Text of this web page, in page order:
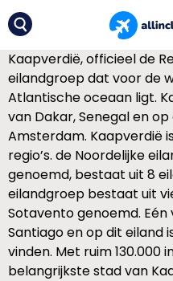
Kaapverdië, officieel de
eilandgroep dat voor de
Atlantische oceaan ligt.
van Dakar, Senegal en
Amsterdam. Kaapverdië
regio’s. de Noordelijke
genoemd, bestaat uit 8
eilandgroep bestaat uit
Sotavento genoemd.
Santiago en op dit eiland
vinden. Met ruim 130.000
belangrijkste stad van